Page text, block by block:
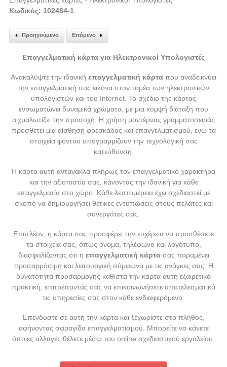
Κωδικός: 102484-1
Προηγούμενο Επόμενο
Επαγγελματική κάρτα για Ηλεκτρονικοί Υπολογιστές
Ανακαλύψτε την ιδανική επαγγελματική κάρτα που αναδεικνύει
την επαγγελματική σας εικόνα στον τομέα των ηλεκτρονικών
υπολογιστών και του Internet. Το σχέδιο της κάρτας
ενσωματώνει δυναμικά χρώματα, με μια κομψή διάταξη που
αιχμαλωτίζει την προσοχή. Η χρήση μοντέρνας γραμματοσειράς
προσθέτει μια αίσθηση φρεσκάδας και επαγγελματισμού, ενώ τα
στοιχεία φόντου υπογραμμίζουν την τεχνολογική σας
κατεύθυνση.
Η κάρτα αυτή αντανακλά πλήρως τον επαγγελματικό χαρακτήρα
και την αξιοπιστία σας, κάνοντάς την ιδανική για κάθε
επαγγελματία στο χώρο. Κάθε λεπτομέρεια έχει σχεδιαστεί με
σκοπό να δημιουργήσει θετικές εντυπώσεις στους πελάτες και
συνεργάτες σας.
Επιπλέον, η κάρτα σας προσφέρει την ευχέρεια να προσθέσετε
τα στοιχεία σας, όπως όνομα, τηλέφωνο και λογότυπο,
διασφαλίζοντας ότι η επαγγελματική κάρτασας παραμένει
προσαρμόσιμη και λειτουργική σύμφωνα με τις ανάγκες σας. Η
δυνατότητα προσαρμογής καθιστά την κάρτα αυτή εξαιρετικά
πρακτική, επιτρέποντάς σας να επικοινωνήσετε αποτελεσματικά
τις υπηρεσίες σας στον κάθε ενδιαφερόμενο.
Επενδύστε σε αυτή την κάρτα και ξεχωρίστε στο πλήθος,
αφήνοντας σφραγίδα επαγγελματισμού. Μπορείτε να κάνετε
όποιες αλλαγές θέλετε μέσω του online σχεδιαστικού εργαλείου.